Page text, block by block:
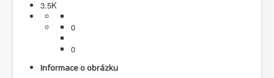
3.5K
0
0
Informace o obrázku